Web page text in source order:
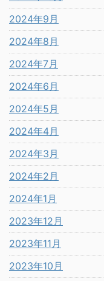
2024年9月
2024年8月
2024年7月
2024年6月
2024年5月
2024年4月
2024年3月
2024年2月
2024年1月
2023年12月
2023年11月
2023年10月